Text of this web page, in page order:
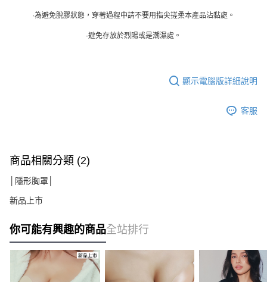
·為避免脫膠狀態，穿著過程中請不要用指尖搓柔本產品沾黏處。
·避免存放於烈陽或是潮濕處。
顯示電腦版詳細說明
客服
商品相關分類 (2)
│隱形胸罩│
新品上市
你可能有興趣的商品全站排行